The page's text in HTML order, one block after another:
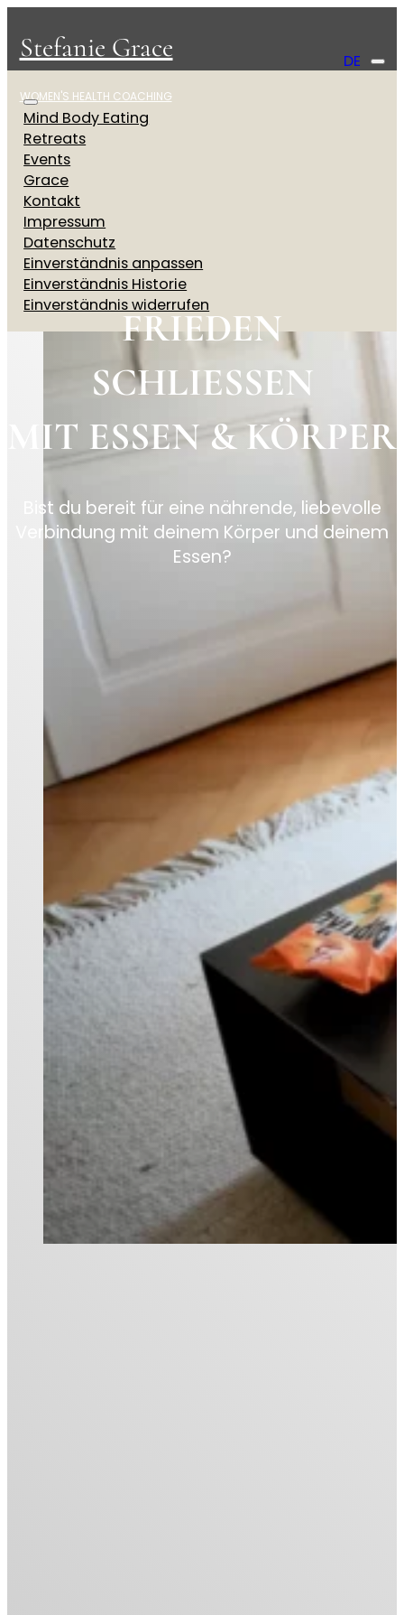
Stefanie Grace
WOMEN'S HEALTH COACHING
DE
Mind Body Eating
Retreats
Events
Grace
Kontakt
Impressum
Datenschutz
Einverständnis anpassen
Einverständnis Historie
Einverständnis widerrufen
FRIEDEN
SCHLIESSEN
MIT ESSEN & KÖRPER
Bist du bereit für eine nährende, liebevolle
Verbindung mit deinem Körper und deinem
Essen?